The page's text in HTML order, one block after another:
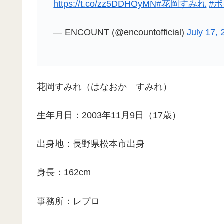
https://t.co/zz5DDHOyMN#花岡すみれ #
— ENCOUNT (@encountofficial)July 17,
花岡すみれ（はなおか すみれ）
生年月日：2003年11月9日（17歳）
出身地：長野県松本市出身
身長：162cm
事務所：レプロ